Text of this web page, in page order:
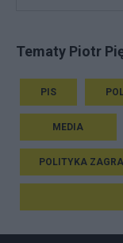
Tematy Piotr
PIS
MEDIA
POLITYKA